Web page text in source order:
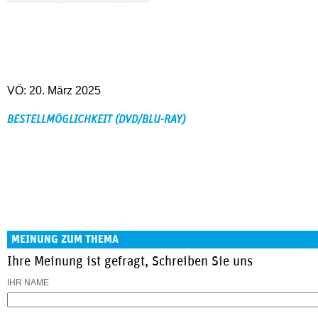
VÖ: 20. März 2025
BESTELLMÖGLICHKEIT (DVD/BLU-RAY)
MEINUNG ZUM THEMA
Ihre Meinung ist gefragt, Schreiben Sie uns
IHR NAME